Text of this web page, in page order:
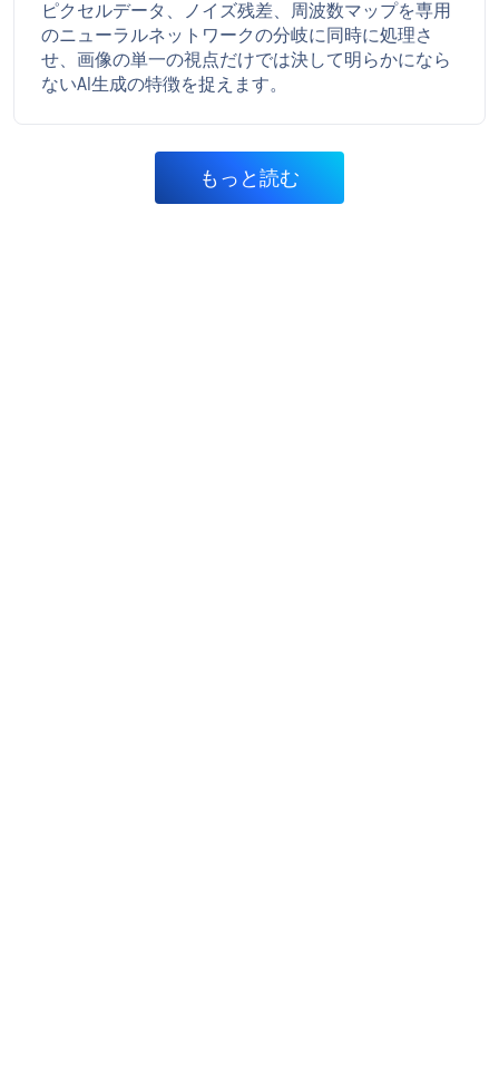
ピクセルデータ、ノイズ残差、周波数マップを専用
のニューラルネットワークの分岐に同時に処理さ
せ、画像の単一の視点だけでは決して明らかになら
ないAI生成の特徴を捉えます。
もっと読む